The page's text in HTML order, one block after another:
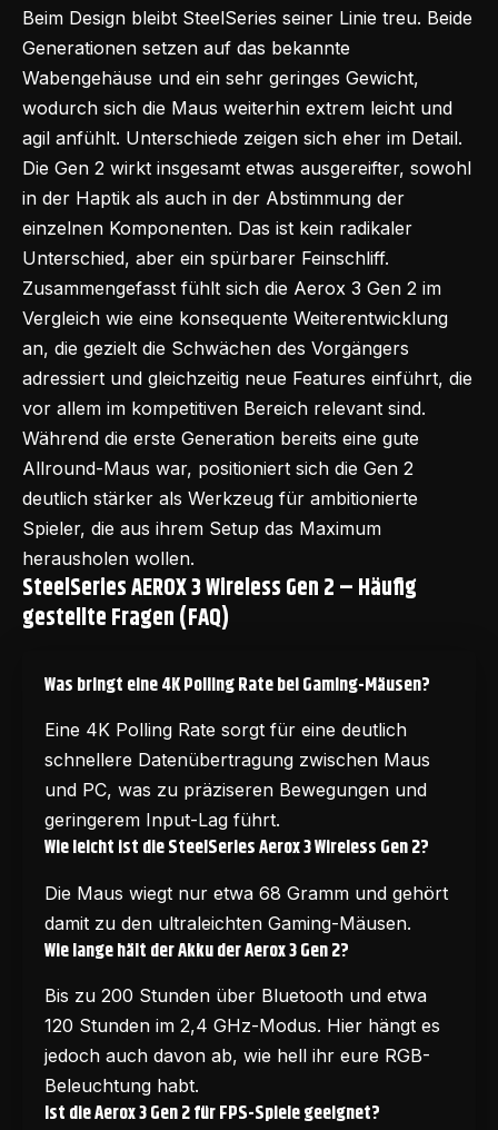
Beim Design bleibt SteelSeries seiner Linie treu. Beide
Generationen setzen auf das bekannte
Wabengehäuse und ein sehr geringes Gewicht,
wodurch sich die Maus weiterhin extrem leicht und
agil anfühlt. Unterschiede zeigen sich eher im Detail.
Die Gen 2 wirkt insgesamt etwas ausgereifter, sowohl
in der Haptik als auch in der Abstimmung der
einzelnen Komponenten. Das ist kein radikaler
Unterschied, aber ein spürbarer Feinschliff.
Zusammengefasst fühlt sich die Aerox 3 Gen 2 im
Vergleich wie eine konsequente Weiterentwicklung
an, die gezielt die Schwächen des Vorgängers
adressiert und gleichzeitig neue Features einführt, die
vor allem im kompetitiven Bereich relevant sind.
Während die erste Generation bereits eine gute
Allround-Maus war, positioniert sich die Gen 2
deutlich stärker als Werkzeug für ambitionierte
Spieler, die aus ihrem Setup das Maximum
herausholen wollen.
SteelSeries AEROX 3 Wireless Gen 2 – Häufig
gestellte Fragen (FAQ)
Was bringt eine 4K Polling Rate bei Gaming-Mäusen?
Eine 4K Polling Rate sorgt für eine deutlich
schnellere Datenübertragung zwischen Maus
und PC, was zu präziseren Bewegungen und
geringerem Input-Lag führt.
Wie leicht ist die SteelSeries Aerox 3 Wireless Gen 2?
Die Maus wiegt nur etwa 68 Gramm und gehört
damit zu den ultraleichten Gaming-Mäusen.
Wie lange hält der Akku der Aerox 3 Gen 2?
Bis zu 200 Stunden über Bluetooth und etwa
120 Stunden im 2,4 GHz-Modus. Hier hängt es
jedoch auch davon ab, wie hell ihr eure RGB-
Beleuchtung habt.
Ist die Aerox 3 Gen 2 für FPS-Spiele geeignet?